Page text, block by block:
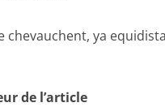
chevauchent, ya
de l’article